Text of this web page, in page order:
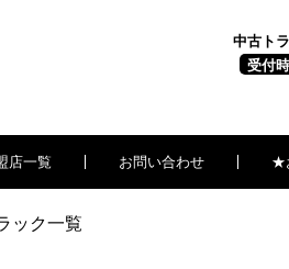
中古ト
受付
店一覧 お問い合わせ ★
ック一覧